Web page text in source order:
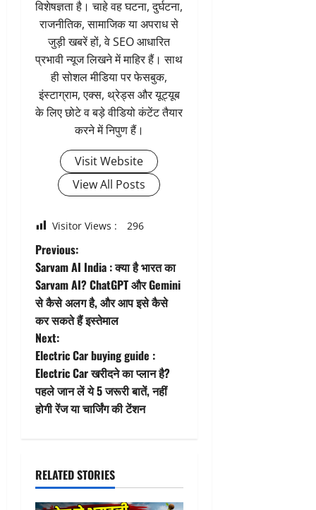
विशेषज्ञता है। चाहे वह घटना, दुर्घटना,
राजनीतिक, सामाजिक या अपराध से
जुड़ी खबरें हों, वे SEO आधारित
प्रभावी न्यूज लिखने में माहिर हैं। साथ
ही सोशल मीडिया पर फेसबुक,
इंस्टाग्राम, एक्स, थ्रेड्स और यूट्यूब
के लिए छोटे व बड़े वीडियो कंटेंट तैयार
करने में निपुण हैं।
Visit Website
View All Posts
Visitor Views : 296
P
o
s
t
n
a
i
g
Previous:
Sarvam AI India : क्या है भारत का
Sarvam AI? ChatGPT और Gemini
से कैसे अलग है, और आप इसे कैसे
कर सकते हैं इस्तेमाल
Next:
Electric Car buying guide :
Electric Car खरीदने का प्लान है?
पहले जान लें ये 5 जरूरी बातें, नहीं
होगी रेंज या चार्जिंग की टेंशन
RELATED STORIES